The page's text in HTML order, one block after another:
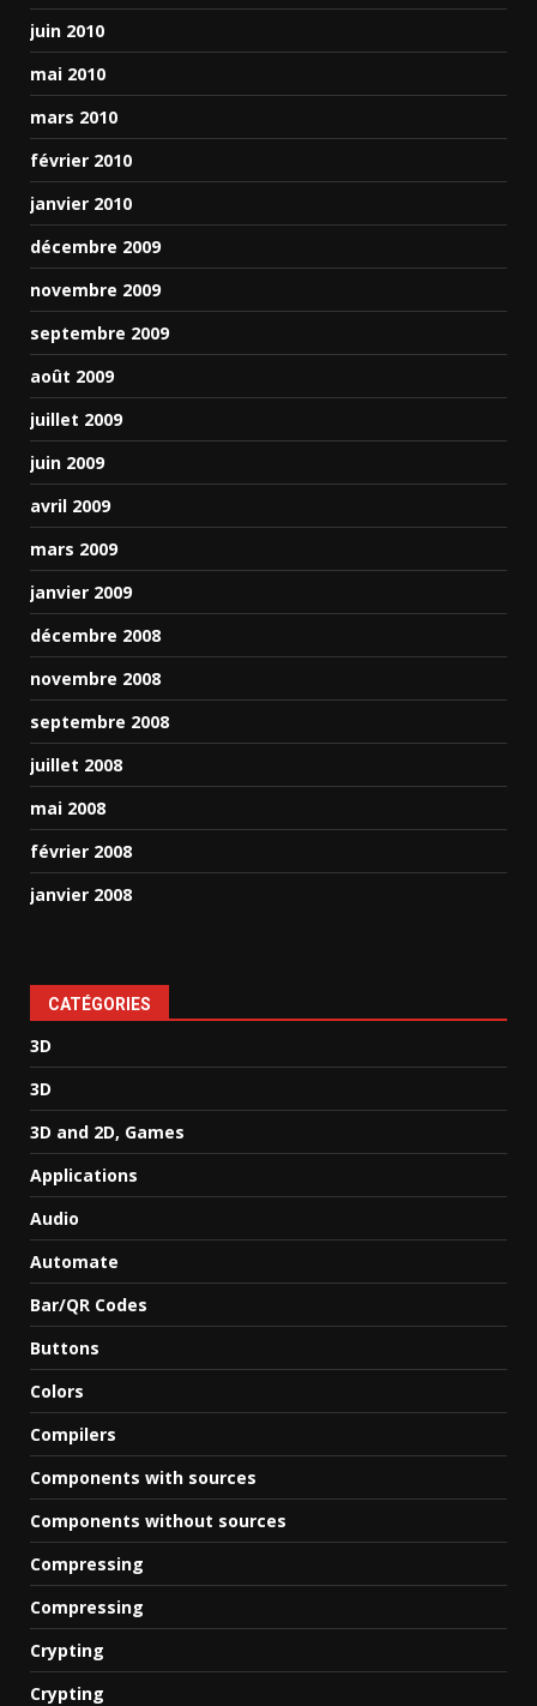
juin 2010
mai 2010
mars 2010
février 2010
janvier 2010
décembre 2009
novembre 2009
septembre 2009
août 2009
juillet 2009
juin 2009
avril 2009
mars 2009
janvier 2009
décembre 2008
novembre 2008
septembre 2008
juillet 2008
mai 2008
février 2008
janvier 2008
CATÉGORIES
3D
3D
3D and 2D, Games
Applications
Audio
Automate
Bar/QR Codes
Buttons
Colors
Compilers
Components with sources
Components without sources
Compressing
Compressing
Crypting
Crypting